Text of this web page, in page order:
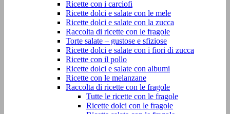
Ricette con i carciofi
Ricette dolci e salate con le mele
Ricette dolci e salate con la zucca
Raccolta di ricette con le fragole
Torte salate – gustose e sfiziose
Ricette dolci e salate con i fiori di zucca
Ricette con il pollo
Ricette dolci e salate con albumi
Ricette con le melanzane
Raccolta di ricette con le fragole
Tutte le ricette con le fragole
Ricette dolci con le fragole